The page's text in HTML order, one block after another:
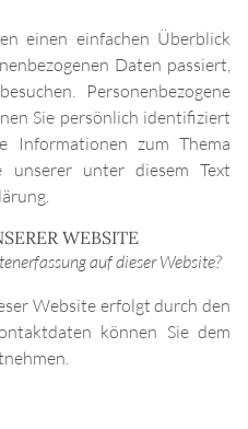
einen einfachen Überblick
Daten passiert,
Personenbezogene
Sie persönlich identifiziert
Informationen zum Thema
unserer unter diesem Text
WEBSITE
auf dieser Website?
Website erfolgt durch den
können Sie dem